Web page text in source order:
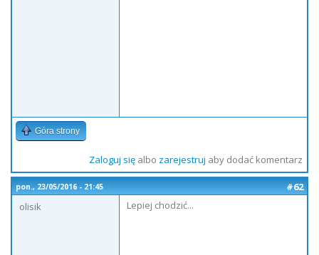
Góra strony
Zaloguj sięalbo zarejestruj aby dodać komentarz
pon., 23/05/2016 - 21:45
#62
olisik
Lepiej chodzić...